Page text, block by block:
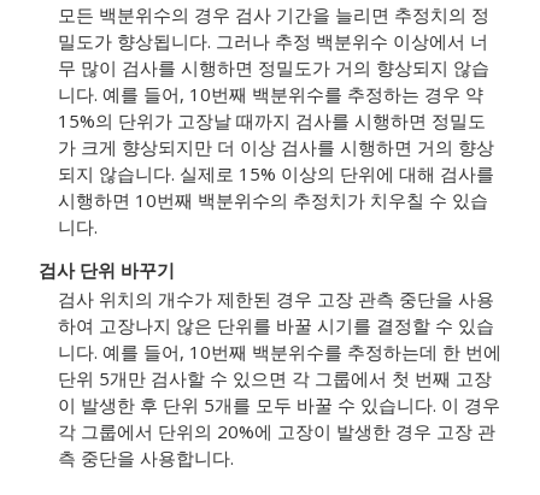
모든 백분위수의 경우 검사 기간을 늘리면 추정치의 정
밀도가 향상됩니다. 그러나 추정 백분위수 이상에서 너
무 많이 검사를 시행하면 정밀도가 거의 향상되지 않습
니다. 예를 들어, 10번째 백분위수를 추정하는 경우 약
15%의 단위가 고장날 때까지 검사를 시행하면 정밀도
가 크게 향상되지만 더 이상 검사를 시행하면 거의 향상
되지 않습니다. 실제로 15% 이상의 단위에 대해 검사를
시행하면 10번째 백분위수의 추정치가 치우칠 수 있습
니다.
검사 단위 바꾸기
검사 위치의 개수가 제한된 경우 고장 관측 중단을 사용
하여 고장나지 않은 단위를 바꿀 시기를 결정할 수 있습
니다. 예를 들어, 10번째 백분위수를 추정하는데 한 번에
단위 5개만 검사할 수 있으면 각 그룹에서 첫 번째 고장
이 발생한 후 단위 5개를 모두 바꿀 수 있습니다. 이 경우
각 그룹에서 단위의 20%에 고장이 발생한 경우 고장 관
측 중단을 사용합니다.